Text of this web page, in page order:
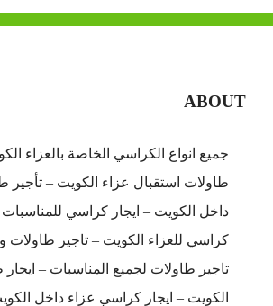
ABOUT
جميع انواع الكراسي الخاصة بالعزاء
طاولات استقبال عزاء الكويت –
داخل الكويت – ايجار كراسي للمناسبات
كراسي للعزاء الكويت – تاجير
تاجير طاولات لجميع المناسبات –
الكويت – ايجار كراسي عزاء داخل